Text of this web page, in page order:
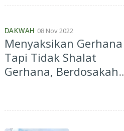
DAKWAH 08 Nov 2022
Menyaksikan Gerhana
Tapi Tidak Shalat
Gerhana, Berdosakah?